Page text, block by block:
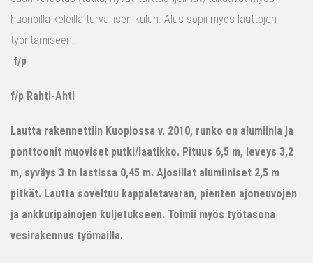
huonoilla keleillä turvallisen kulun. Alus sopii myös lauttojen
työntämiseen.
f/p
f/p Rahti-Ahti
Lautta rakennettiin Kuopiossa v. 2010, runko on alumiinia ja
ponttoonit muoviset putki/laatikko. Pituus 6,5 m, leveys 3,2
m, syväys 3 tn lastissa 0,45 m. Ajosillat alumiiniset 2,5 m
pitkät. Lautta soveltuu kappaletavaran, pienten ajoneuvojen
ja ankkuripainojen kuljetukseen. Toimii myös työtasona
vesirakennus työmailla.